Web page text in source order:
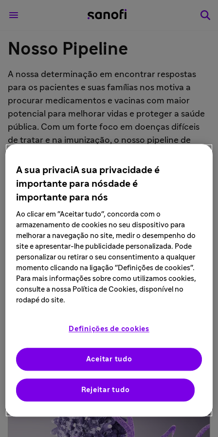
Nosso Pipeline
A nossa determinação em encontrar respostas
para os pacientes e suas famílias nos motiva a
procurar medicamentos e vacinas com maior
potencial para melhorar vidas e proteger a saúde
pública. Com um forte foco em doenças difíceis
de tratar e na imunização, o nosso pipeline de
projetos clínicos. Alguns deles são sobre novas
moléculas, enquanto outros são produtos
existentes com potenciais novas indicações ou
possíveis graças às pessoas que se voluntariam
para participar de um estudo clínico.
Pesquise por projetos
específicos em fase clínica
Links Relacionados
A sua privaciA sua privacidade é
importante para nósdade é
importante para nós
Ao clicar em "Aceitar tudo", concorda com o
armazenamento de cookies no seu dispositivo para
melhorar a navegação no site, medir o desempenho do
site e apresentar-lhe publicidade personalizada. Pode
personalizar ou retirar o seu consentimento a qualquer
momento clicando na ligação "Definições de cookies".
Para mais informações sobre como utilizamos cookies,
consulte a nossa Política de Cookies, disponível no
rodapé do site.
Definições de cookies
Rejeitar tudo
Aceitar tudo